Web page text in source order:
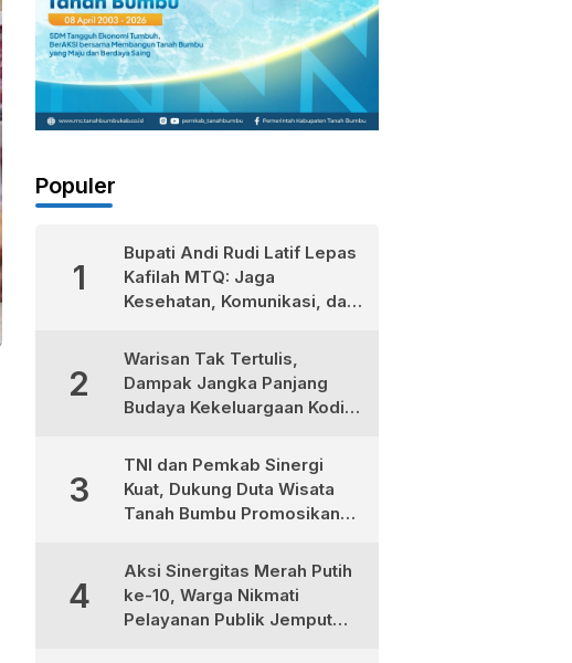
Populer
1
Bupati Andi Rudi Latif Lepas
Kafilah MTQ: Jaga
Kesehatan, Komunikasi, dan
Dunia Akhirat
2
Warisan Tak Tertulis,
Dampak Jangka Panjang
Budaya Kekeluargaan Kodim
3
TNI dan Pemkab Sinergi
Kuat, Dukung Duta Wisata
Tanah Bumbu Promosikan
4
Aksi Sinergitas Merah Putih
ke-10, Warga Nikmati
Pelayanan Publik Jemput